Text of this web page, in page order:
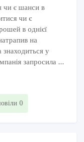
чи є шанси в
чи є
в однієї
на
у
запросила ...
0